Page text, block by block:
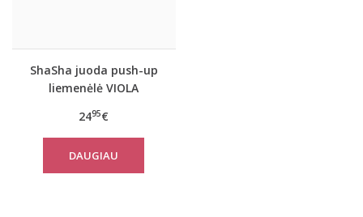
ShaSha juoda push-up
liemenėlė VIOLA
2495€
DAUGIAU